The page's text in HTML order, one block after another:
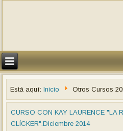
Está aquí:Inicio Otros Cursos
CURSO CON KAY LAURENCE "LA
CLÍCKER".Diciembre 2014